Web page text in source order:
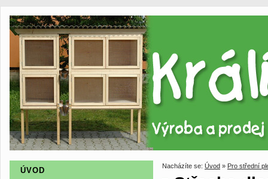
ÚVOD Nacházíte se: Úvod » Pro střední